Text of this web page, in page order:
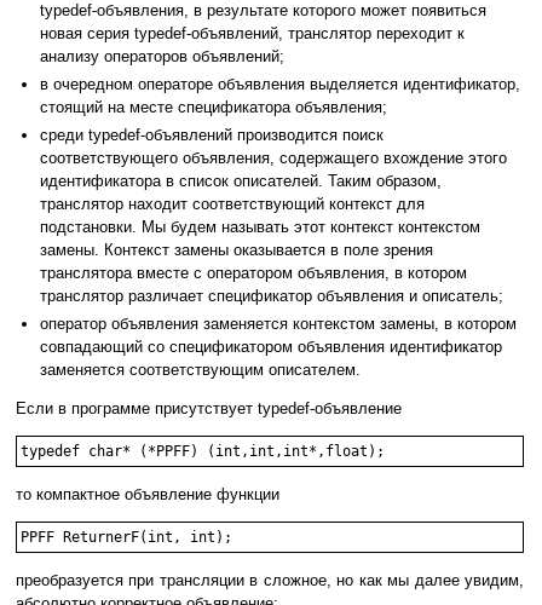
typedef-объявления, в результате которого может появиться
новая серия typedef-объявлений, транслятор переходит к
анализу операторов объявлений;
в очередном операторе объявления выделяется идентификатор,
стоящий на месте спецификатора объявления;
среди typedef-объявлений производится поиск
соответствующего объявления, содержащего вхождение этого
идентификатора в список описателей. Таким образом,
транслятор находит соответствующий контекст для
подстановки. Мы будем называть этот контекст контекстом
замены. Контекст замены оказывается в поле зрения
транслятора вместе с оператором объявления, в котором
транслятор различает спецификатор объявления и описатель;
оператор объявления заменяется контекстом замены, в котором
совпадающий со спецификатором объявления идентификатор
заменяется соответствующим описателем.
Если в программе присутствует typedef-объявление
typedef char* (*PPFF) (int,int,int*,float);
то компактное объявление функции
PPFF ReturnerF(int, int);
преобразуется при трансляции в сложное, но как мы далее увидим,